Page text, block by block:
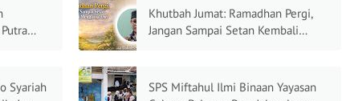
Khutbah Jumat: Ramadhan Pergi,
Jangan Sampai Setan Kembali
Syariah
SPS Miftahul Ilmi Binaan Yayasan